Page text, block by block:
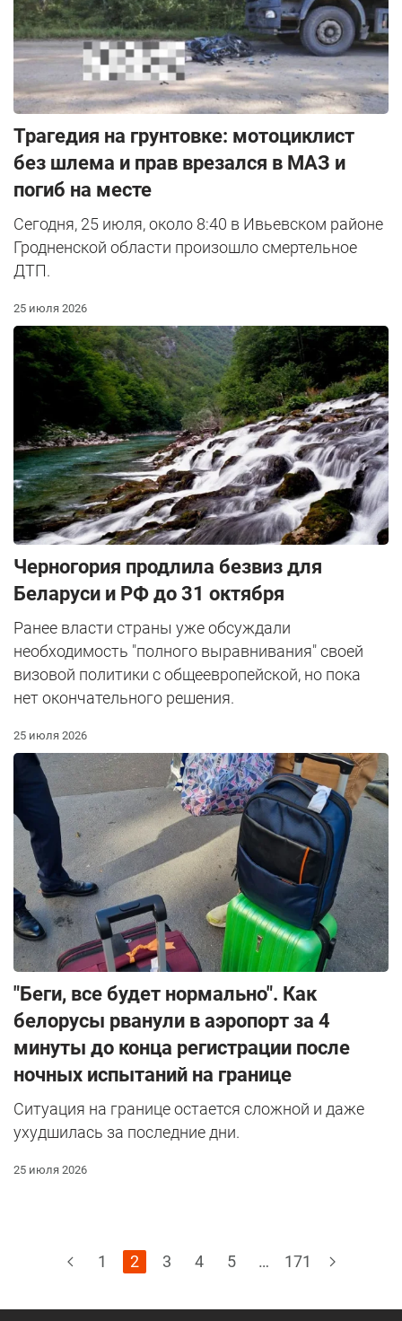
Трагедия на грунтовке: мотоциклист
без шлема и прав врезался в МАЗ и
погиб на месте
Сегодня, 25 июля, около 8:40 в Ивьевском районе
Гродненской области произошло смертельное
ДТП.
25 июля 2026
Черногория продлила безвиз для
Беларуси и РФ до 31 октября
Ранее власти страны уже обсуждали
необходимость "полного выравнивания" своей
визовой политики с общеевропейской, но пока
нет окончательного решения.
25 июля 2026
"Беги, все будет нормально". Как
белорусы рванули в аэропорт за 4
минуты до конца регистрации после
ночных испытаний на границе
Ситуация на границе остается сложной и даже
ухудшилась за последние дни.
25 июля 2026
1 2 3 4 5 … 171